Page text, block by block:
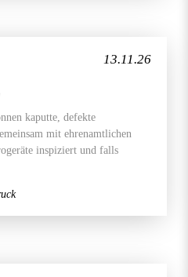
13.11.26
kaputte, defekte
mit ehrenamtlichen
inspiziert und falls